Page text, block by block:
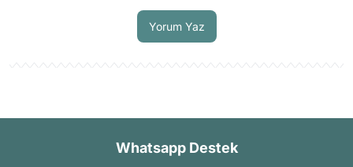
Yorum Yaz
Whatsapp Destek